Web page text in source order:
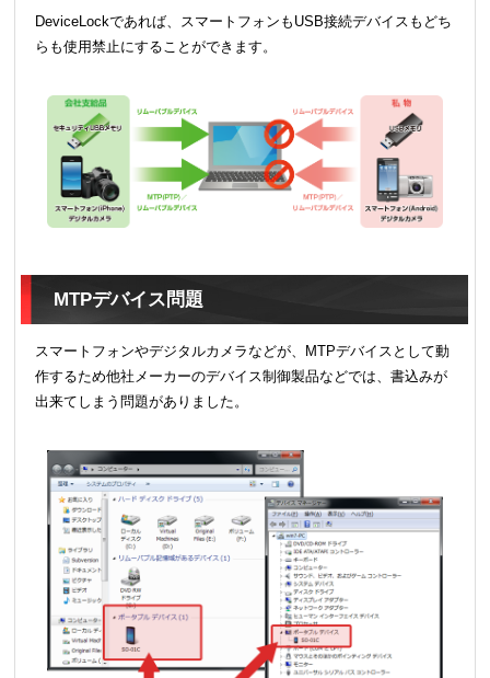
DeviceLockであれば、スマートフォンもUSB接続デバイスもどち
らも使用禁止にすることができます。
MTPデバイス問題
スマートフォンやデジタルカメラなどが、MTPデバイスとして動
作するため他社メーカーのデバイス制御製品などでは、書込みが
出来てしまう問題がありました。